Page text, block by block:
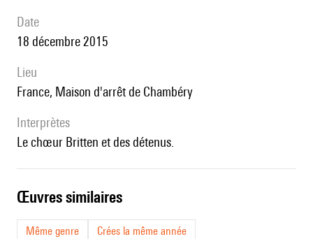
date
18 décembre 2015
lieu
France, Maison d'arrêt de Chambéry
interprètes
le chœur Britten et des détenus.
œuvres similaires
Même genre
Crées la même année